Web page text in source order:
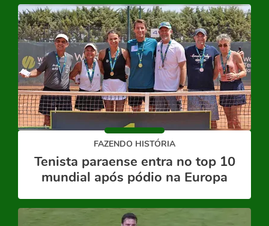
FAZENDO HISTÓRIA
Tenista paraense entra no top 10
mundial após pódio na Europa